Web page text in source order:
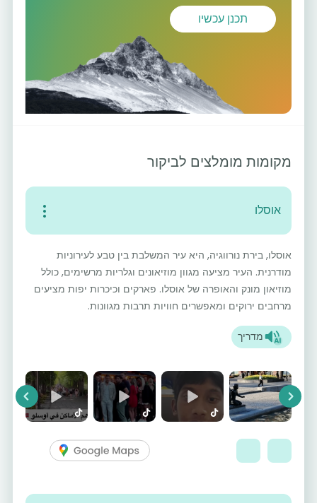
תכנן עכשיו
מקומות מומלצים לביקור
אוסלו
אוסלו, בירת נורווגיה, היא עיר המשלבת בין טבע לעירוניות
מודרנית. העיר מציעה מגוון מוזיאונים וגלריות מרשימים, כולל
מוזיאון מונק והאופרה של אוסלו. פארקים וכיכרות יפות מציעים
מרחבים ירוקים ומאפשרים חוויות תרבות מגוונות.
מדריך
Next